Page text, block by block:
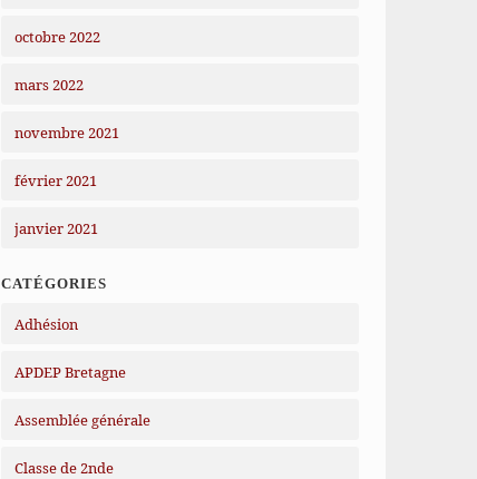
octobre 2022
mars 2022
novembre 2021
février 2021
janvier 2021
CATÉGORIES
Adhésion
APDEP Bretagne
Assemblée générale
Classe de 2nde